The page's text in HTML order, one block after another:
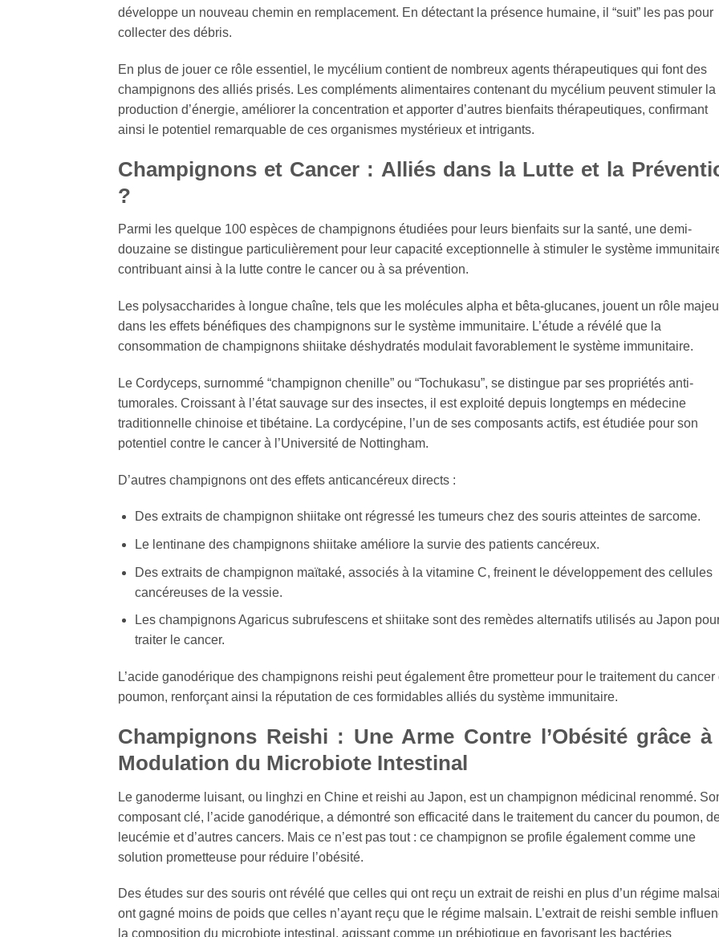
développe un nouveau chemin en remplacement. En détectant la présence humaine, il “suit” les pas pour
collecter des débris.
En plus de jouer ce rôle essentiel, le mycélium contient de nombreux agents thérapeutiques qui font des
champignons des alliés prisés. Les compléments alimentaires contenant du mycélium peuvent stimuler la
production d’énergie, améliorer la concentration et apporter d’autres bienfaits thérapeutiques, confirmant
ainsi le potentiel remarquable de ces organismes mystérieux et intrigants.
Champignons et Cancer : Alliés dans la Lutte et la
?
Parmi les quelque 100 espèces de champignons étudiées pour leurs bienfaits sur la santé, une demi-
douzaine se distingue particulièrement pour leur capacité exceptionnelle à stimuler le système
contribuant ainsi à la lutte contre le cancer ou à sa prévention.
Les polysaccharides à longue chaîne, tels que les molécules alpha et bêta-glucanes, jouent un rôle
dans les effets bénéfiques des champignons sur le système immunitaire. L’étude a révélé que la
consommation de champignons shiitake déshydratés modulait favorablement le système immunitaire.
Le Cordyceps, surnommé “champignon chenille” ou “Tochukasu”, se distingue par ses propriétés anti-
tumorales. Croissant à l’état sauvage sur des insectes, il est exploité depuis longtemps en médecine
traditionnelle chinoise et tibétaine. La cordycépine, l’un de ses composants actifs, est étudiée pour son
potentiel contre le cancer à l’Université de Nottingham.
D’autres champignons ont des effets anticancéreux directs :
Des extraits de champignon shiitake ont régressé les tumeurs chez des souris atteintes de sarcome.
Le lentinane des champignons shiitake améliore la survie des patients cancéreux.
Des extraits de champignon maïtaké, associés à la vitamine C, freinent le développement des cellules
cancéreuses de la vessie.
Les champignons Agaricus subrufescens et shiitake sont des remèdes alternatifs utilisés au Japon
traiter le cancer.
L’acide ganodérique des champignons reishi peut également être prometteur pour le traitement du cancer
poumon, renforçant ainsi la réputation de ces formidables alliés du système immunitaire.
Champignons Reishi : Une Arme Contre l’Obésité grâce à
Modulation du Microbiote Intestinal
Le ganoderme luisant, ou linghzi en Chine et reishi au Japon, est un champignon médicinal renommé.
composant clé, l’acide ganodérique, a démontré son efficacité dans le traitement du cancer du poumon,
leucémie et d’autres cancers. Mais ce n’est pas tout : ce champignon se profile également comme une
solution prometteuse pour réduire l’obésité.
Des études sur des souris ont révélé que celles qui ont reçu un extrait de reishi en plus d’un régime
ont gagné moins de poids que celles n’ayant reçu que le régime malsain. L’extrait de reishi semble
la composition du microbiote intestinal, agissant comme un prébiotique en favorisant les bactéries